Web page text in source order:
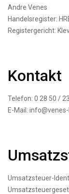
Andre Venes
Handelsregister:
Registergericht:
Kontakt
Telefon: 0 28 50 /
E-Mail:
Umsatzsteuer-